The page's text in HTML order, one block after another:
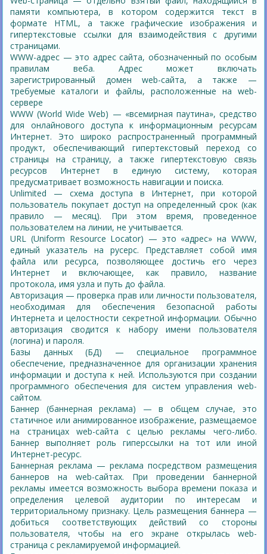
памяти компьютера, в котором содержится текст в
формате HTML, а также графические изображения и
гипертекстовые ссылки для взаимодействия с другими
страницами.
WWW-адрес — это адрес сайта, обозначенный по особым
правилам веба. Адрес может включать
зарегистрированный домен web-сайта, а также —
требуемые каталоги и файлы, расположенные на web-
сервере
WWW (World Wide Web) — «всемирная паутина», средство
для онлайнового доступа к информационным ресурсам
Интернет. Это широко распространенный программный
продукт, обеспечивающий гипертекстовый переход со
страницы на страницу, а также гипертекстовую связь
ресурсов Интернет в единую систему, которая
предусматривает возможность навигации и поиска.
Unlimited — схема доступа в Интернет, при которой
пользователь покупает доступ на определенный срок (как
правило — месяц). При этом время, проведенное
пользователем на линии, не учитывается.
URL (Uniform Resource Locator) — это «адрес» на WWW,
единый указатель на русерс. Представляет собой имя
файла или ресурса, позволяющее достичь его через
Интернет и включающее, как правило, название
протокола, имя узла и путь до файла.
Авторизация — проверка прав или личности пользователя,
необходимая для обеспечения безопасной работы
Интернета и целостности секретной информации. Обычно
авторизация сводится к набору имени пользователя
(логина) и пароля.
Базы данных (БД) — специальное программное
обеспечение, предназначенное для организации хранения
информации и доступа к ней. Используются при создании
программного обеспечения для систем управления web-
сайтом.
Баннер (баннерная реклама) — в общем случае, это
статичное или анимированное изображение, размещаемое
на страницах web-сайта с целью рекламы чего-либо.
Баннер выполняет роль гиперссылки на тот или иной
Интернет-ресурс.
Баннерная реклама — реклама посредством размещения
баннеров на web-сайтах. При проведении баннерной
рекламы имеется возможность выбора времени показа и
определения целевой аудитории по интересам и
территориальному признаку. Цель размещения баннера —
добиться соответствующих действий со стороны
пользователя, чтобы на его экране открылась web-
страница с рекламируемой информацией.